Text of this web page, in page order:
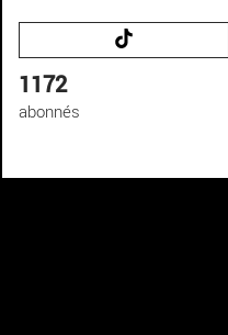
1172
abonnés